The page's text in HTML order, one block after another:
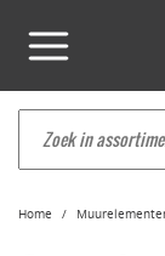
Home